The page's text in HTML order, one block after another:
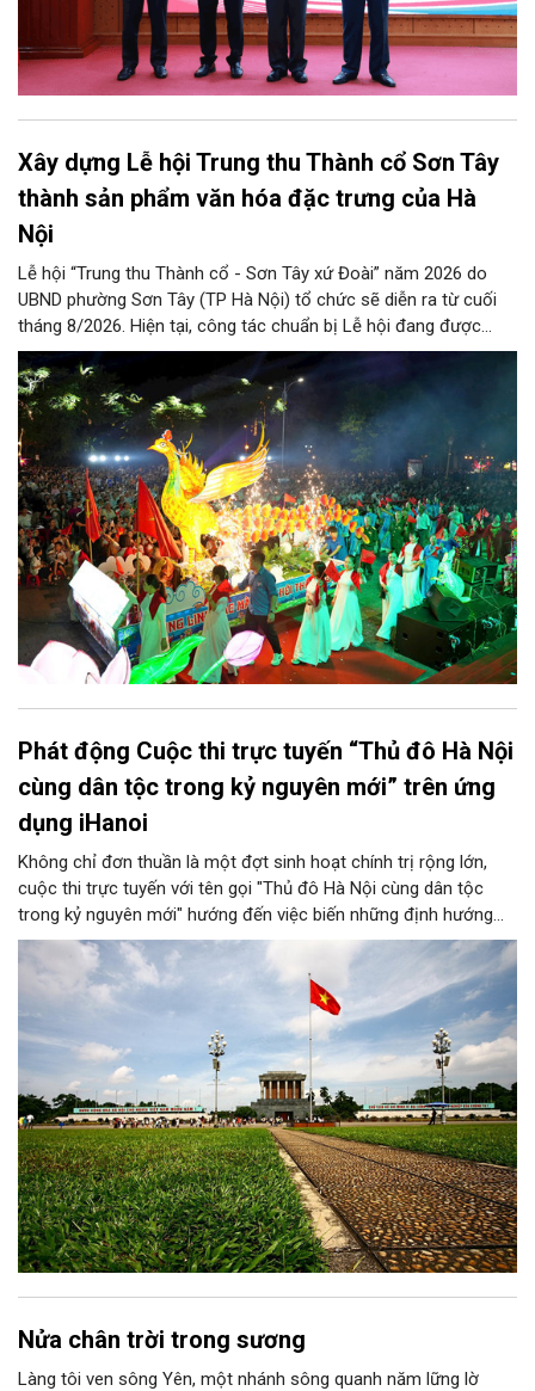
Xây dựng Lễ hội Trung thu Thành cổ Sơn Tây
thành sản phẩm văn hóa đặc trưng của Hà
Nội
Lễ hội “Trung thu Thành cổ - Sơn Tây xứ Đoài” năm 2026 do
UBND phường Sơn Tây (TP Hà Nội) tổ chức sẽ diễn ra từ cuối
tháng 8/2026. Hiện tại, công tác chuẩn bị Lễ hội đang được
chính quyền phường Sơn Tây cùng các phòng, ban, ngành, đơn
vị và 25 tổ dân phố khẩn trương triển khai, tạo khí thế sôi nổi,
sẵn sàng mang đến cho Nhân dân và du khách một mùa Trung
thu quy mô, đặc sắc và giàu bản sắc văn hóa xứ Đoài.
Phát động Cuộc thi trực tuyến “Thủ đô Hà Nội
cùng dân tộc trong kỷ nguyên mới” trên ứng
dụng iHanoi
Không chỉ đơn thuần là một đợt sinh hoạt chính trị rộng lớn,
cuộc thi trực tuyến với tên gọi "Thủ đô Hà Nội cùng dân tộc
trong kỷ nguyên mới" hướng đến việc biến những định hướng
chiến lược trong Nghị quyết số 02-NQ/TW của Bộ Chính trị
thành niềm tin, thành nhận thức chung của mỗi người dân.
Nửa chân trời trong sương
Làng tôi ven sông Yên, một nhánh sông quanh năm lững lờ